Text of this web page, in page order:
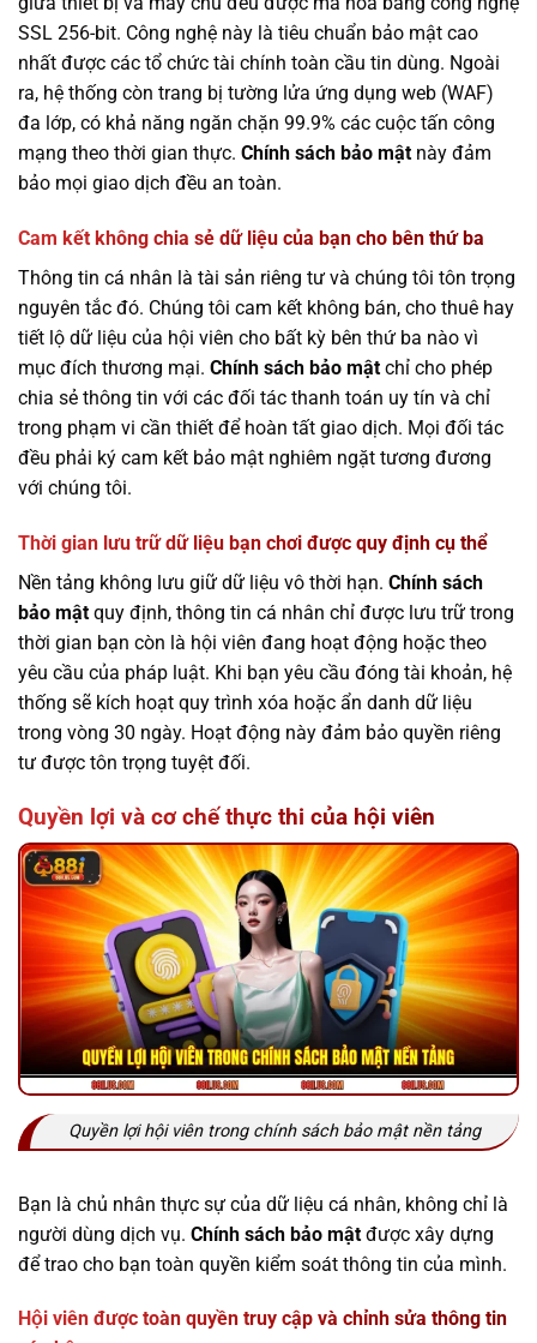
SSL 256-bit. Công nghệ này là tiêu chuẩn bảo mật cao
nhất được các tổ chức tài chính toàn cầu tin dùng. Ngoài
ra, hệ thống còn trang bị tường lửa ứng dụng web (WAF)
đa lớp, có khả năng ngăn chặn 99.9% các cuộc tấn công
mạng theo thời gian thực. Chính sách bảo mật này đảm
bảo mọi giao dịch đều an toàn.
Cam kết không chia sẻ dữ liệu của bạn cho bên thứ ba
Thông tin cá nhân là tài sản riêng tư và chúng tôi tôn trọng
nguyên tắc đó. Chúng tôi cam kết không bán, cho thuê hay
tiết lộ dữ liệu của hội viên cho bất kỳ bên thứ ba nào vì
mục đích thương mại. Chính sách bảo mật chỉ cho phép
chia sẻ thông tin với các đối tác thanh toán uy tín và chỉ
trong phạm vi cần thiết để hoàn tất giao dịch. Mọi đối tác
đều phải ký cam kết bảo mật nghiêm ngặt tương đương
với chúng tôi.
Thời gian lưu trữ dữ liệu bạn chơi được quy định cụ thể
Nền tảng không lưu giữ dữ liệu vô thời hạn. Chính sách
bảo mật quy định, thông tin cá nhân chỉ được lưu trữ trong
thời gian bạn còn là hội viên đang hoạt động hoặc theo
yêu cầu của pháp luật. Khi bạn yêu cầu đóng tài khoản, hệ
thống sẽ kích hoạt quy trình xóa hoặc ẩn danh dữ liệu
trong vòng 30 ngày. Hoạt động này đảm bảo quyền riêng
tư được tôn trọng tuyệt đối.
Quyền lợi và cơ chế thực thi của hội viên
Quyền lợi hội viên trong chính sách bảo mật nền tảng
Bạn là chủ nhân thực sự của dữ liệu cá nhân, không chỉ là
người dùng dịch vụ. Chính sách bảo mật được xây dựng
để trao cho bạn toàn quyền kiểm soát thông tin của mình.
Hội viên được toàn quyền truy cập và chỉnh sửa thông tin